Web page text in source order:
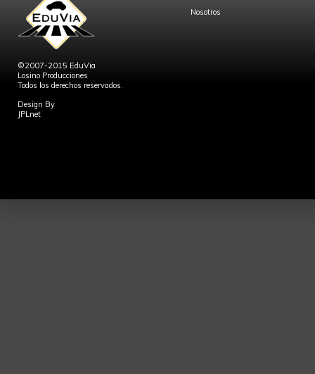
©2007-2015 EduVia
Losino Producciones
Todos los derechos reservados.
Design By
JPLnet
Nosotros